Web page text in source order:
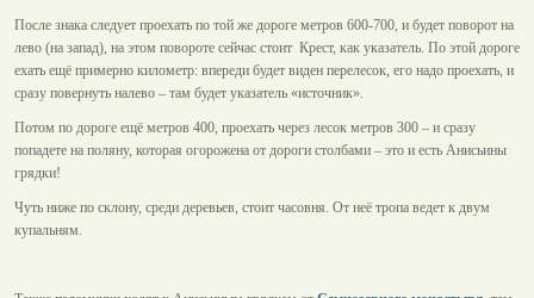
После знака следует проехать по той же дороге метров 600-700, и будет поворот на
лево (на запад), на этом повороте сейчас стоит Крест, как указатель. По этой дороге
ехать ещё примерно километр: впереди будет виден перелесок, его надо проехать, и
сразу повернуть налево – там будет указатель «источник».
Потом по дороге ещё метров 400, проехать через лесок метров 300 – и сразу
попадете на поляну, которая огорожена от дороги столбами – это и есть Анисьины
грядки!
Чуть ниже по склону, среди деревьев, стоит часовня. От неё тропа ведет к двум
купальням.